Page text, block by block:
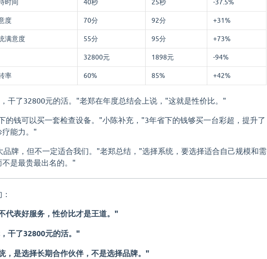
时间 40秒 25秒 -37.5%
度 70分 92分 +31%
满意度 55分 95分 +73%
32800元 1898元 -94%
率 60% 85% +42%
干了32800元的活。"老郑在年度总结会上说，"这就是性价比。"
的钱可以买一套检查设备。"小陈补充，"3年省下的钱够买一台彩超，提升了
疗能力。"
品牌，但不一定适合我们。"老郑总结，"选择系统，要选择适合自己规模和需
不是最贵最出名的。"
代表好服务，性价比才是王道。"
干了32800元的活。"
，是选择长期合作伙伴，不是选择品牌。"